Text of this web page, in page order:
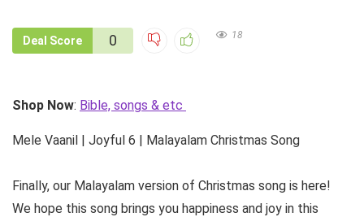
Deal Score 0 18
Shop Now: Bible, songs & etc
Mele Vaanil | Joyful 6 | Malayalam Christmas Song
Finally, our Malayalam version of Christmas song is here!
We hope this song brings you happiness and joy in this